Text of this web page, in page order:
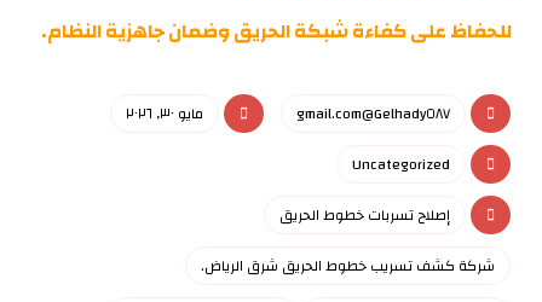
للحفاظ على كفاءة شبكة الحريق وضمان جاهزية النظام.
Gelhady٥٨٧@gmail.com
مايو ٣٠, ٢٠٢٦
Uncategorized
إصلاح تسربات خطوط الحريق
شركة كشف تسريب خطوط الحريق شرق الرياض.